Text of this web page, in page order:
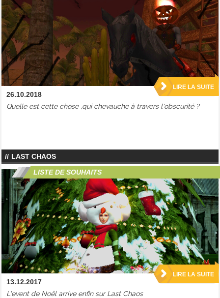
26.10.2018
Quelle est cette chose ,qui chevauche à travers l'obscurité ?
LIRE LA SUITE
LAST CHAOS
LISTE DE SOUHAITS
13.12.2017
L'event de Noël arrive enfin sur Last Chaos
LIRE LA SUITE